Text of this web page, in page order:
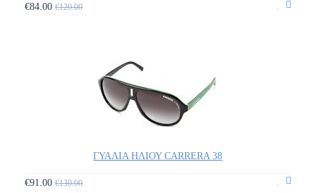
€84.00€120.00
ΓΥΑΛΙΑ ΗΛΙΟΥ CARRERA 38
€91.00€130.00